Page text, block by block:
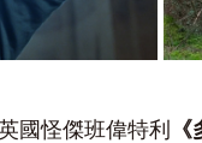
國怪傑班偉特利